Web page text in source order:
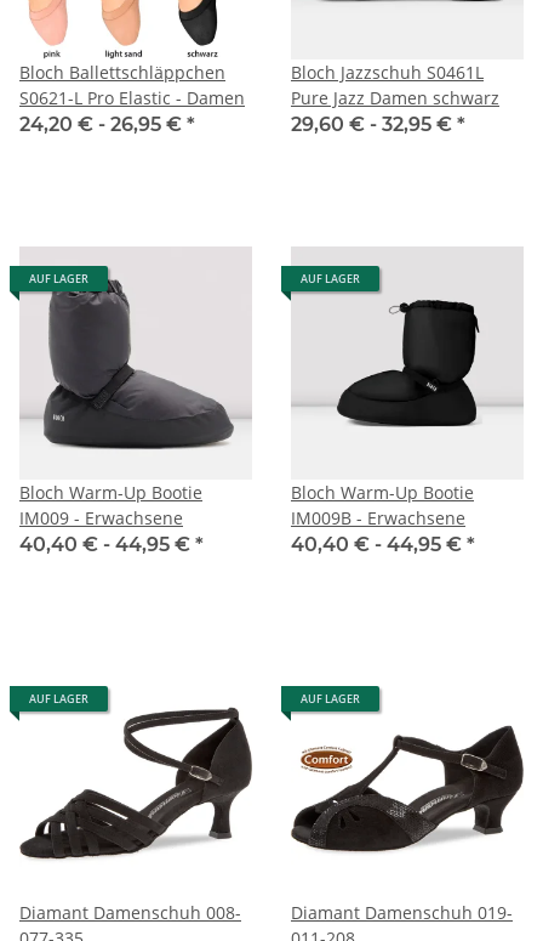
Bloch Ballettschläppchen
S0621-L Pro Elastic - Damen
24,20 € - 26,95 € *
Bloch Jazzschuh S0461L
Pure Jazz Damen schwarz
29,60 € - 32,95 € *
AUF LAGER
Bloch Warm-Up Bootie
IM009 - Erwachsene
40,40 € - 44,95 € *
AUF LAGER
Bloch Warm-Up Bootie
IM009B - Erwachsene
40,40 € - 44,95 € *
AUF LAGER
Diamant Damenschuh 008-
AUF LAGER
Diamant Damenschuh 019-